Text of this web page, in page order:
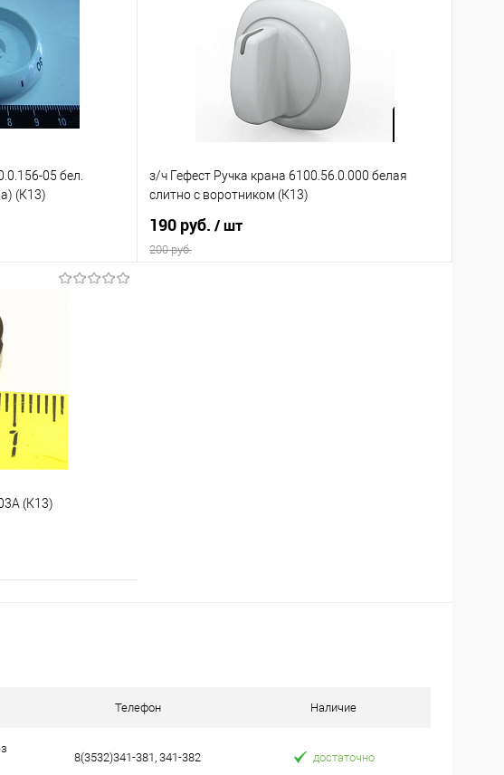
Сравнение
В наличии
Купить в 1 клик
Сравнение
В избранное
В наличии
05 бел.
(К13)
з/ч Гефест Ручка крана 6100.56.0.000 белая
слитно с воротником (К13)
190 руб. / шт
200 руб.
(К13)
Телефон Наличие
8(3532)341-381, 341-382 достаточно